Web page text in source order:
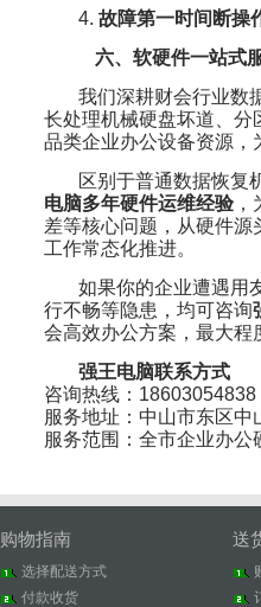
4.故障第一时间断操
六、软硬件一站式
我们深耕财会行业数
长处理机械硬盘坏道、分
品类企业办公设备资源，
区别于普通数据恢复
电脑多年硬件运维经验
差等核心问题，从硬件
工作常态化推进。
如果你的企业遭遇用
行不畅等隐患，均可咨询
会高效办公方案，最大程
强王电脑联系方式
咨询热线：18603054838
服务地址：中山市东区
服务范围：全市企业办
购物指南
选择配送方式
付款收货
送